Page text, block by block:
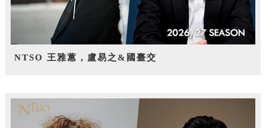
NTSO 王雅蕙，盧易之&國臺交